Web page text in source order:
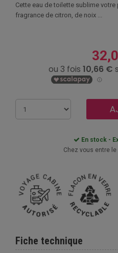
Cette eau de toilette sublime
fragrance de citron, de noix ...
En stock -
Chez vous entre le
Fiche technique